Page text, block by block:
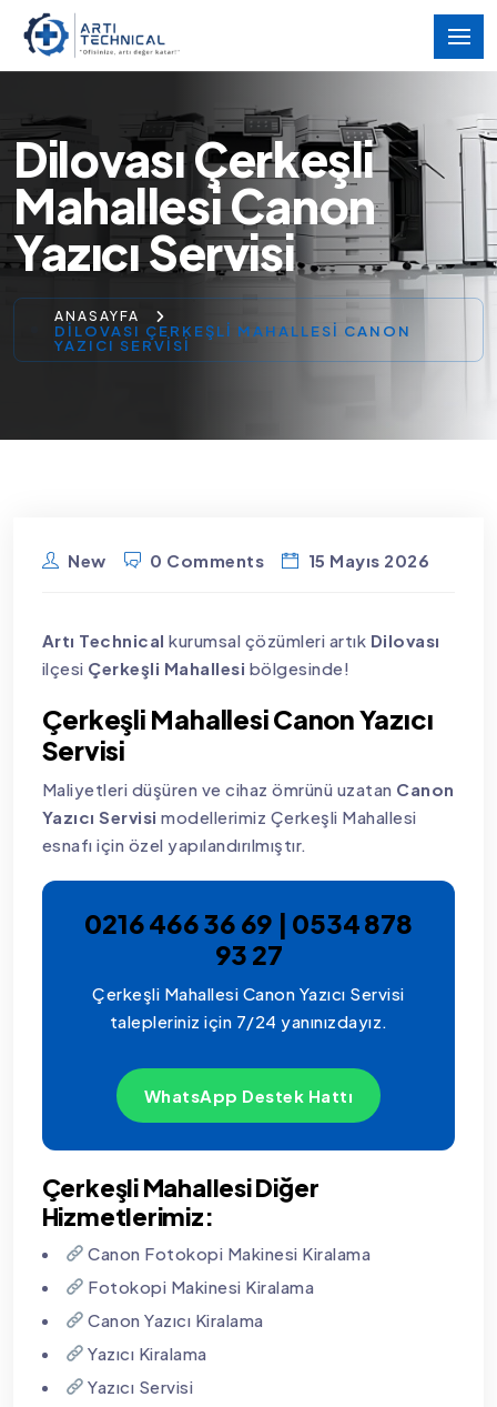
Dilovası Çerkeşli
Mahallesi Canon
Yazıcı Servisi
ANASAYFA
DILOVASI ÇERKEŞLI MAHALLESI CANON
YAZICI SERVISI
New 0 Comments 15 Mayıs 2026
Artı Technical kurumsal çözümleri artık Dilovası
ilçesi Çerkeşli Mahallesi bölgesinde!
Çerkeşli Mahallesi Canon Yazıcı
Servisi
Maliyetleri düşüren ve cihaz ömrünü uzatan Canon
Yazıcı Servisi modellerimiz Çerkeşli Mahallesi
esnafı için özel yapılandırılmıştır.
0216 466 36 69 | 0534 878
93 27
Çerkeşli Mahallesi Canon Yazıcı Servisi
talepleriniz için 7/24 yanınızdayız.
WhatsApp Destek Hattı
Çerkeşli Mahallesi Diğer
Hizmetlerimiz:
Canon Fotokopi Makinesi Kiralama
Fotokopi Makinesi Kiralama
Canon Yazıcı Kiralama
Yazıcı Kiralama
Yazıcı Servisi